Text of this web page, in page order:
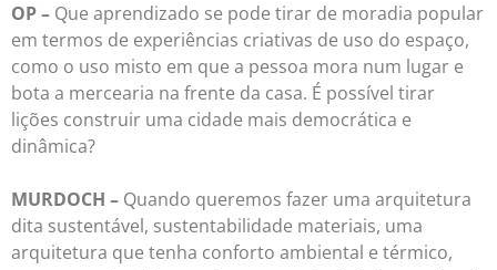
OP – Que aprendizado se pode tirar de moradia popular
em termos de experiências criativas de uso do espaço,
como o uso misto em que a pessoa mora num lugar e
bota a mercearia na frente da casa. É possível tirar
lições construir uma cidade mais democrática e
dinâmica?
MURDOCH – Quando queremos fazer uma arquitetura
dita sustentável, sustentabilidade materiais, uma
arquitetura que tenha conforto ambiental e térmico,